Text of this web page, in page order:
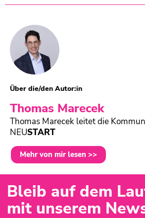
Über die/den Autor:in
Thomas Marecek
Thomas Marecek leitet die
NEUSTART
Mehr von mir lesen >>
Bleib auf dem
mit unserem